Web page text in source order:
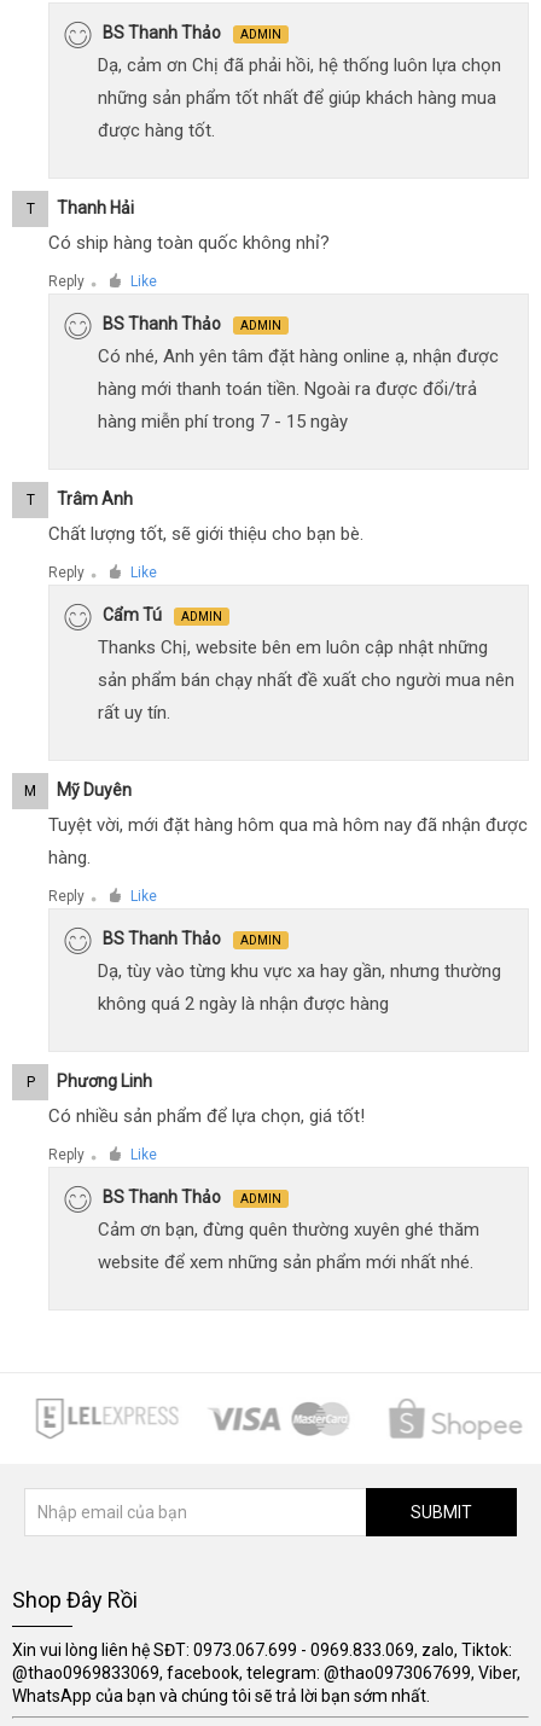
BS Thanh Thảo ADMIN
Dạ, cảm ơn Chị đã phải hồi, hệ thống luôn lựa chọn
những sản phẩm tốt nhất để giúp khách hàng mua
được hàng tốt.
T Thanh Hải
Có ship hàng toàn quốc không nhỉ?
Reply ● Like
BS Thanh Thảo ADMIN
Có nhé, Anh yên tâm đặt hàng online ạ, nhận được
hàng mới thanh toán tiền. Ngoài ra được đổi/trả
hàng miễn phí trong 7 - 15 ngày
T Trâm Anh
Chất lượng tốt, sẽ giới thiệu cho bạn bè.
Reply ● Like
Cẩm Tú ADMIN
Thanks Chị, website bên em luôn cập nhật những
sản phẩm bán chạy nhất đề xuất cho người mua nên
rất uy tín.
M Mỹ Duyên
Tuyệt vời, mới đặt hàng hôm qua mà hôm nay đã nhận được
hàng.
Reply ● Like
BS Thanh Thảo ADMIN
Dạ, tùy vào từng khu vực xa hay gần, nhưng thường
không quá 2 ngày là nhận được hàng
P Phương Linh
Có nhiều sản phẩm để lựa chọn, giá tốt!
Reply ● Like
BS Thanh Thảo ADMIN
Cảm ơn bạn, đừng quên thường xuyên ghé thăm
website để xem những sản phẩm mới nhất nhé.
SUBMIT
Shop Đây Rồi
Xin vui lòng liên hệ SĐT: 0973.067.699 - 0969.833.069, zalo, Tiktok:
@thao0969833069, facebook, telegram: @thao0973067699, Viber,
WhatsApp của bạn và chúng tôi sẽ trả lời bạn sớm nhất.